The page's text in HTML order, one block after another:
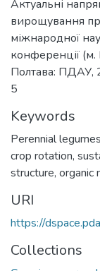
Актуальні
вирощування
міжнародної
конференції (м.
Полтава: ПДАУ,
5
Keywords
Perennial legumes
crop rotation,
structure, organic
URI
https://
Collections